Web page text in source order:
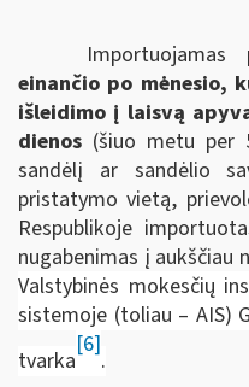
Importuojamas
einančio po mėnesio,
išleidimo į laisvą
dienos (šiuo metu per
sandėlį ar sandėlio
pristatymo vietą,
Respublikoje
nugabenimas į aukščiau
Valstybinės mokesčių
sistemoje (toliau – AIS)
tvarka
[6]
.